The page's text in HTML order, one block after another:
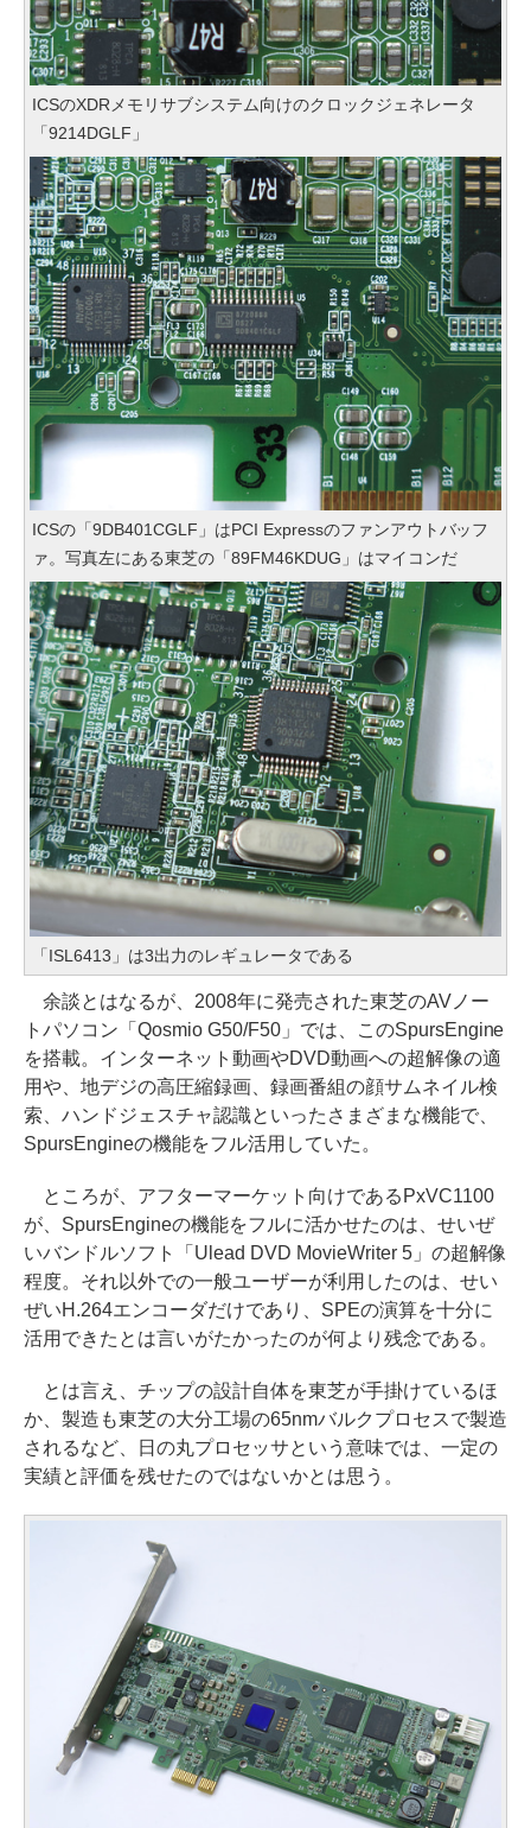
ICSのXDRメモリサブシステム向けのクロックジェネレータ
「9214DGLF」
ICSの「9DB401CGLF」はPCI Expressのファンアウトバッフ
ァ。写真左にある東芝の「89FM46KDUG」はマイコンだ
「ISL6413」は3出力のレギュレータである
余談とはなるが、2008年に発売された東芝のAVノー
トパソコン「Qosmio G50/F50」では、このSpursEngine
を搭載。インターネット動画やDVD動画への超解像の適
用や、地デジの高圧縮録画、録画番組の顔サムネイル検
索、ハンドジェスチャ認識といったさまざまな機能で、
SpursEngineの機能をフル活用していた。
ところが、アフターマーケット向けであるPxVC1100
が、SpursEngineの機能をフルに活かせたのは、せいぜ
いバンドルソフト「Ulead DVD MovieWriter 5」の超解像
程度。それ以外での一般ユーザーが利用したのは、せい
ぜいH.264エンコーダだけであり、SPEの演算を十分に
活用できたとは言いがたかったのが何より残念である。
とは言え、チップの設計自体を東芝が手掛けているほ
か、製造も東芝の大分工場の65nmバルクプロセスで製造
されるなど、日の丸プロセッサという意味では、一定の
実績と評価を残せたのではないかとは思う。